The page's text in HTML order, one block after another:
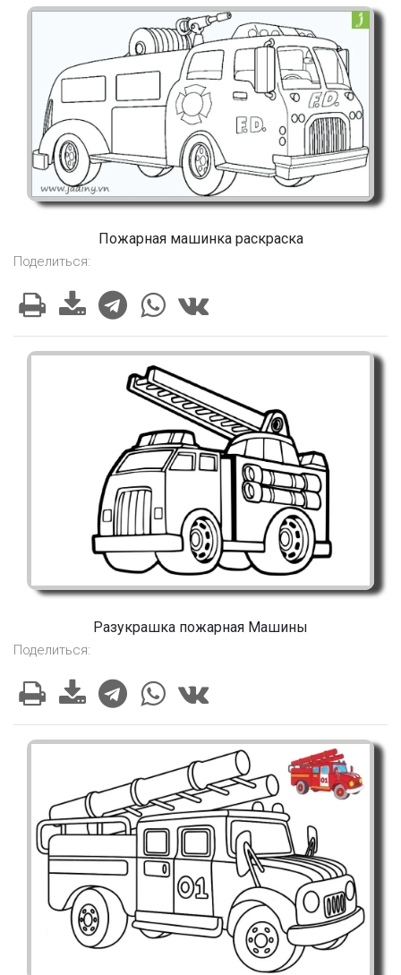
Пожарная машинка раскраска
Поделиться:
Разукрашка пожарная Машины
Поделиться: